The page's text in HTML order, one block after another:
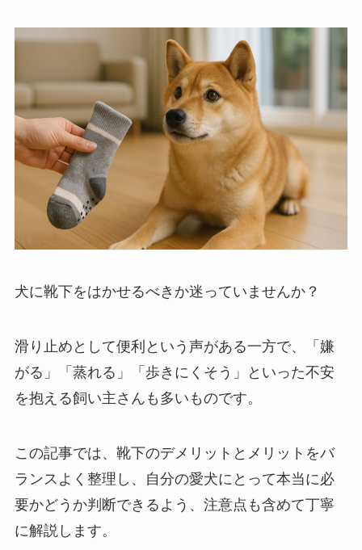
犬に靴下をはかせるべきか迷っていませんか？
滑り止めとして便利という声がある一方で、「嫌
がる」「蒸れる」「歩きにくそう」といった不安
を抱える飼い主さんも多いものです。
この記事では、靴下のデメリットとメリットをバ
ランスよく整理し、自分の愛犬にとって本当に必
要かどうか判断できるよう、注意点も含めて丁寧
に解説します。